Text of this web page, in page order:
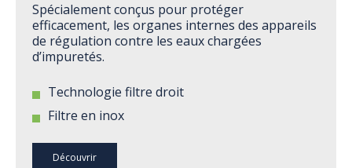
Spécialement conçus pour protéger
efficacement, les organes internes des appareils
de régulation contre les eaux chargées
d’impuretés.
Technologie filtre droit
Filtre en inox
Découvrir